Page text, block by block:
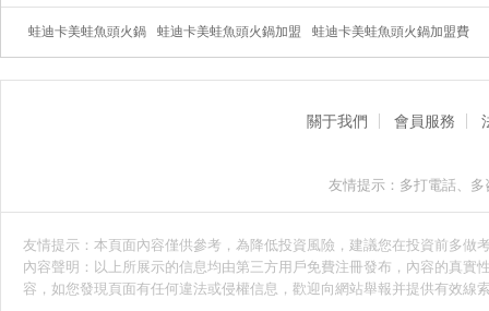
蛙迪卡美蛙魚頭火鍋 蛙迪卡美蛙魚頭火鍋加盟 蛙迪卡美蛙魚頭火鍋加盟費
關于我們 會員服務
友情提示：多打電話、
友情提示：本頁面內容僅供參考，為降低投資風險，建議您在投資前多
內容聲明：以上所展示的信息均由第三方用戶免費注冊發布，內容的真
容，如您發現頁面有任何違法或侵權信息，歡迎向網站舉報并提供有效線